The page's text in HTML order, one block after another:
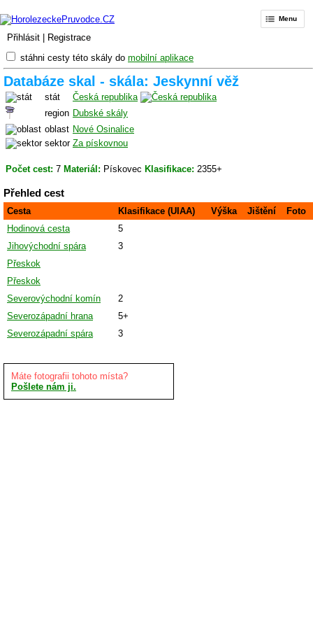
Přihlásit Registrace
Menu
stáhni cesty této skály do mobilní aplikace
Databáze skal - skála: Jeskynní věž
stát
Česká republika
region Dubské skály
oblast Nové Osinalice
sektor Za pískovnou
Počet cest: 7 Materiál: Pískovec Klasifikace: 2355+
Přehled cest
Cesta Klasifikace (UIAA) Výška Jištění
Foto
Hodinová cesta
5
Jihovýchodní spára
3
Přeskok
Přeskok
Severovýchodní komín
2
Severozápadní hrana
5+
Severozápadní spára
3
Máte fotografii tohoto místa?
Pošlete nám ji.